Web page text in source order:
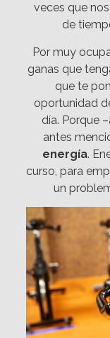
veces que
de
Por muy
ganas que
que te
oportunidad
día. Porque
antes
energía.
curso, para
un